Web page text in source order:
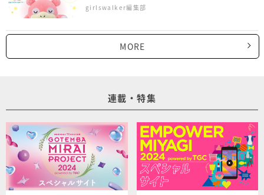
girlswalker編集部
MORE
連載・特集